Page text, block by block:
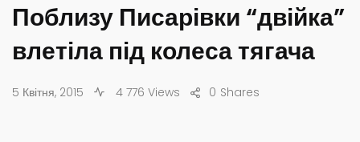
Поблизу Писарівки “двійка”
влетіла під колеса тягача
5 Квітня, 2015 4 776 Views Shares
0